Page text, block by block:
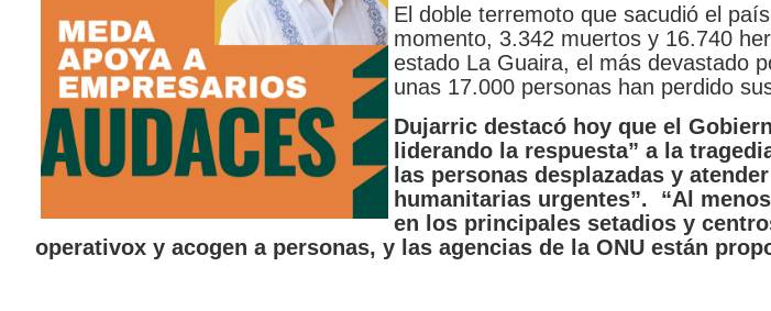
El doble terremoto que sacudió el
momento, 3.342 muertos y 16.740
estado La Guaira, el más devastado
unas 17.000 personas han perdido
Dujarric destacó hoy que el
liderando la respuesta” a la
las personas desplazadas y
humanitarias urgentes”. “Al
en los principales setadios y
operativox y acogen a personas, y las agencias de la ONU están